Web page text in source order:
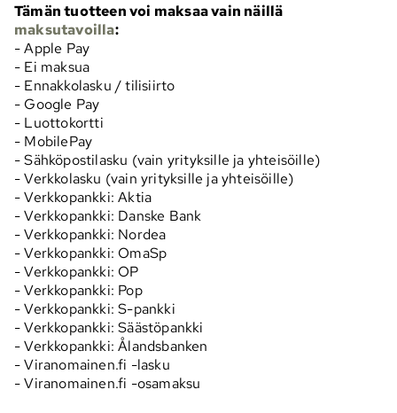
Tämän tuotteen voi maksaa vain näillä
maksutavoilla:
- Apple Pay
- Ei maksua
- Ennakkolasku / tilisiirto
- Google Pay
- Luottokortti
- MobilePay
- Sähköpostilasku (vain yrityksille ja yhteisöille)
- Verkkolasku (vain yrityksille ja yhteisöille)
- Verkkopankki: Aktia
- Verkkopankki: Danske Bank
- Verkkopankki: Nordea
- Verkkopankki: OmaSp
- Verkkopankki: OP
- Verkkopankki: Pop
- Verkkopankki: S-pankki
- Verkkopankki: Säästöpankki
- Verkkopankki: Ålandsbanken
- Viranomainen.fi -lasku
- Viranomainen.fi -osamaksu